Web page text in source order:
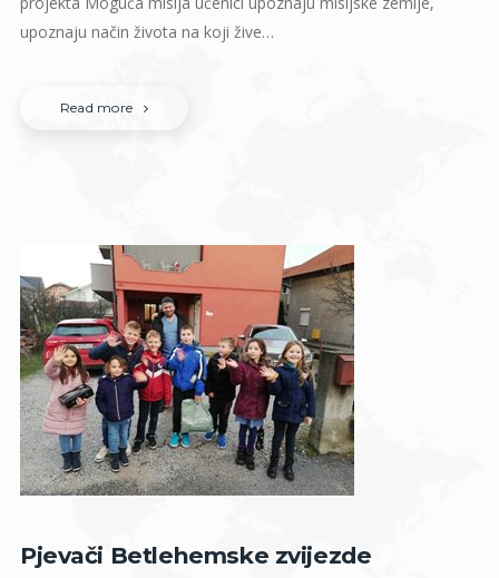
upoznaju način života na koji žive…
Read more
Pjevači Betlehemske zvijezde